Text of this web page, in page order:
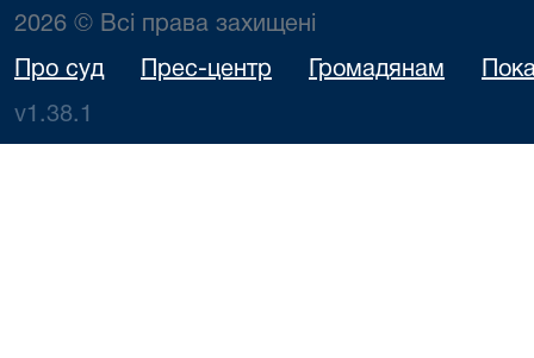
2026 © Всі права захищені
Про суд Прес-центр Громадянам
v1.38.1